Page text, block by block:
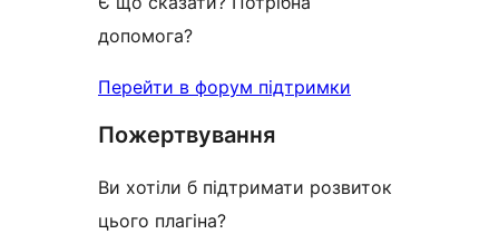
допомога?
Перейти в форум підтримки
Пожертвування
Ви хотіли б підтримати розвиток
цього плагіна?